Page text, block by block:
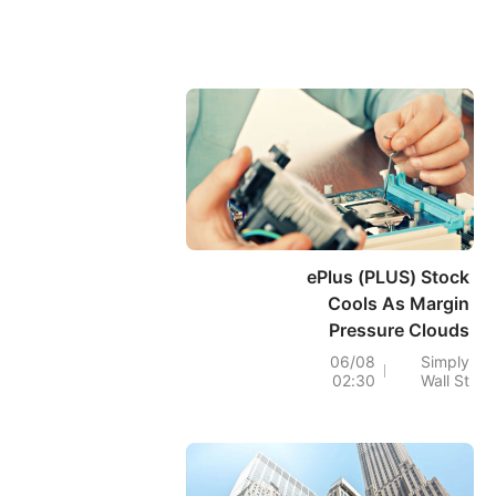
ePlus (PLUS) Stock
Cools As Margin
Pressure Clouds
Backlog Strength
Simply
Wall St
06/08
02:30